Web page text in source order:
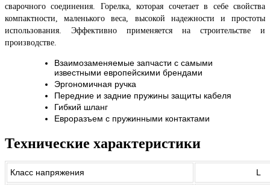
сварочного соединения. Горелка, которая сочетает в себе свойства
компактности, маленького веса, высокой надежности и простоты
использования. Эффективно применяется на строительстве и
производстве.
Взаимозаменяемые запчасти с самыми
известными европейскими брендами
Эргономичная ручка
Передние и задние пружины защиты кабеля
Гибкий шланг
Евроразъем с пружинными контактами
Технические характеристики
Класс напряжения L